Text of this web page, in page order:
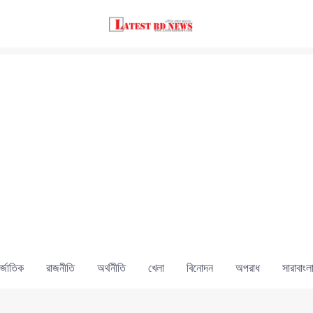
রাজনীতি অর্থনীতি খেলা বিনোদন অপরাধ সারাবাংলা